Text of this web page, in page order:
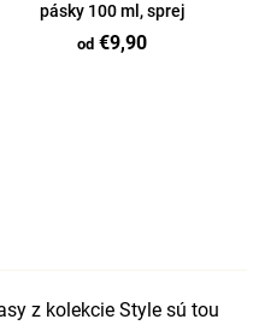
pásky 100 ml, sprej
od €9,90
z kolekcie Style sú tou